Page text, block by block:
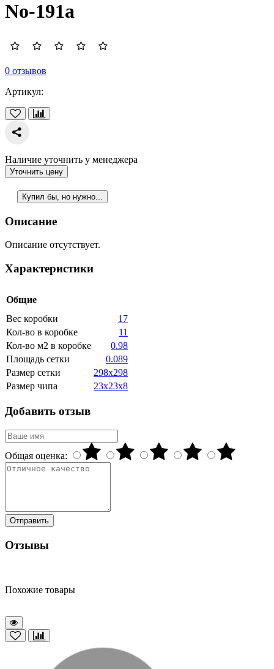
No-191a
0 отзывов
Артикул:
Наличие уточнить у менеджера
Уточнить цену
Купил бы, но нужно...
Описание
Описание отсутствует.
Характеристики
Общие
Вес коробки
17
Кол-во в коробке
11
Кол-во м2 в коробке
0.98
Площадь сетки
0.089
Размер сетки
298x298
Размер чипа
23x23x8
Добавить отзыв
Общая оценка:
Отправить
Отзывы
Похожие товары